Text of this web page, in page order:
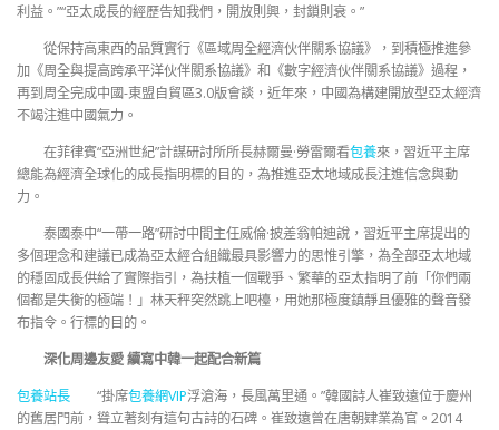
利益。”“亞太成長的經歷告知我們，開放則興，封鎖則衰。”
從保持高東西的品質實行《區域周全經濟伙伴關系協議》，到積極推進參
加《周全與提高跨承平洋伙伴關系協議》和《數字經濟伙伴關系協議》過程，
再到周全完成中國-東盟自貿區3.0版會談，近年來，中國為構建開放型亞太經濟
不竭注進中國氣力。
在菲律賓“亞洲世紀”計謀研討所所長赫爾曼·勞雷爾看包養來，習近平主席
總能為經濟全球化的成長指明標的目的，為推進亞太地域成長注進信念與動
力。
泰國泰中“一帶一路”研討中間主任威倫·披差翁帕迪說，習近平主席提出的
多個理念和建議已成為亞太經合組織最具影響力的思惟引擎，為全部亞太地域
的穩固成長供給了實際指引，為扶植一個戰爭、繁華的亞太指明了前「你們兩
個都是失衡的極端！」林天秤突然跳上吧檯，用她那極度鎮靜且優雅的聲音發
布指令。行標的目的。
深化周邊友愛 續寫中韓一起配合新篇
包養站長 “掛席包養網VIP浮滄海，長風萬里通。”韓國詩人崔致遠位于慶州
的舊居門前，聳立著刻有這句古詩的石碑。崔致遠曾在唐朝肄業為官。2014